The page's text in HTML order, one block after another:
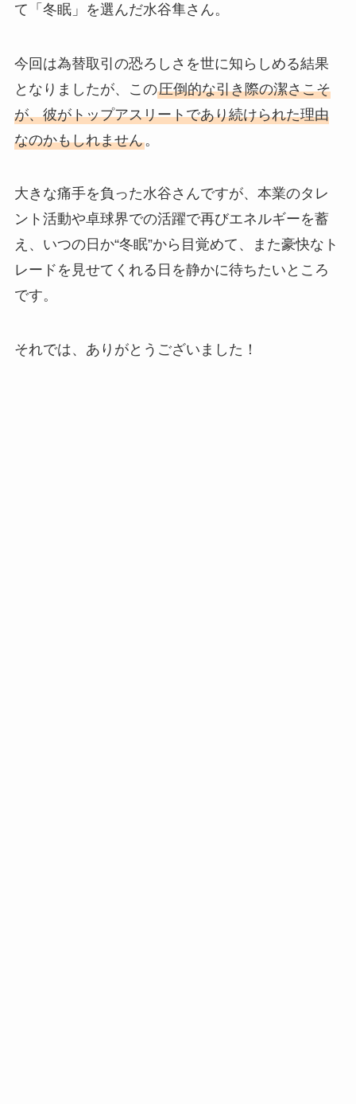
て「冬眠」を選んだ水谷隼さん。
今回は為替取引の恐ろしさを世に知らしめる結果
となりましたが、この圧倒的な引き際の潔さこそ
が、彼がトップアスリートであり続けられた理由
なのかもしれません。
大きな痛手を負った水谷さんですが、本業のタレ
ント活動や卓球界での活躍で再びエネルギーを蓄
え、いつの日か“冬眠”から目覚めて、また豪快なト
レードを見せてくれる日を静かに待ちたいところ
です。
それでは、ありがとうございました！